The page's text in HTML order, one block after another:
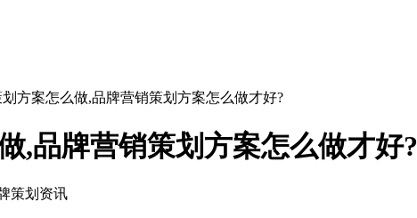
方案怎么做,品牌营销策划方案怎么做才好?
,品牌营销策划方案怎么做才好?
策划资讯